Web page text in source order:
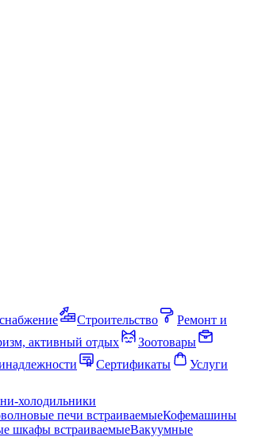
Строительство
Ремонт и
активный отдых
Зоотовары
Сертификаты
Услуги
холодильники
печи встраиваемыеКофемашины
шкафы встраиваемыеВакуумные